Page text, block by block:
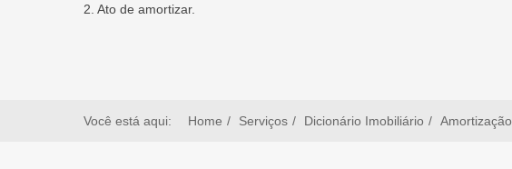
2. Ato de amortizar.
Você está aqui: Home Serviços Dicionário Imobiliário Amortização